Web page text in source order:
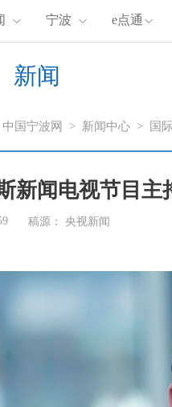
宁波 e点通
新闻
中国宁波网 > 新闻中心 > 国
新闻电视节目主
稿源： 央视新闻